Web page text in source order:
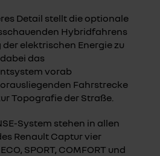
Detail stellt die optionale
Hybridfahrens
der elektrischen Energie zu
das
vorab
Fahrstrecke
Topografie der Straße.
System stehen in allen
Renault Captur vier
SPORT, COMFORT und